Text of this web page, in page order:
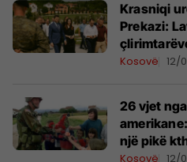
Krasniqi
Prekazi:
Kosovë 12/
26 vjet
një pikë
siguri
Kosovë 12/